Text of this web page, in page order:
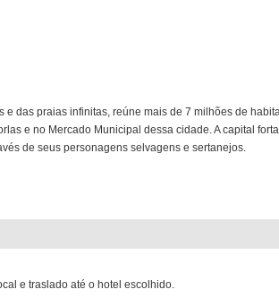
das praias infinitas, reúne mais de 7 milhões de
e no Mercado Municipal dessa cidade. A capital
de seus personagens selvagens e sertanejos.
e traslado até o hotel escolhido.